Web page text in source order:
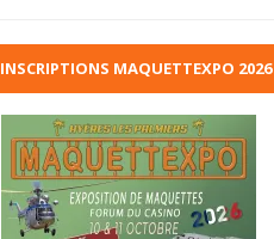
INSCRIPTIONS MAQUETTEXPO 2026